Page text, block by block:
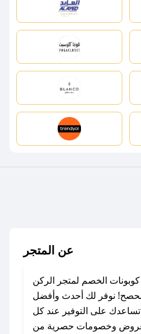
عن المتجر
الخصم لمتجر الركن
نوفر لك أحدث وأفضل
تساعدك على التوفير عند كل
وخصومات حصرية من